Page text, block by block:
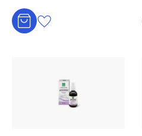
Aggiungi al carrello